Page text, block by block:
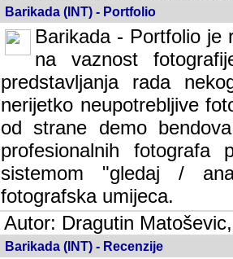
Barikada (INT) - Portfolio
Barikada - Portfolio je
na vaznost
predstavljanja rada
nerijetko neupotrebljive
od strane demo
profesionalnih fotografa
sistemom "gledaj /
fotografska umijeca.
Autor: Dragutin
Barikada (INT) - Recenzije